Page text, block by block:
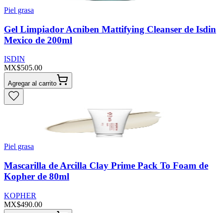
Piel grasa
Gel Limpiador Acniben Mattifying Cleanser de Isdin
Mexico de 200ml
ISDIN
MX$505.00
Agregar al carrito
Piel grasa
Mascarilla de Arcilla Clay Prime Pack To Foam de
Kopher de 80ml
KOPHER
MX$490.00